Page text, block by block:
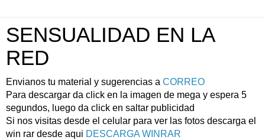
SENSUALIDAD EN LA
RED
Envianos tu material y sugerencias a CORREO
Para descargar da click en la imagen de mega y espera 5
segundos, luego da click en saltar publicidad
Si nos visitas desde el celular para ver las fotos descarga el
win rar desde aqui DESCARGA WINRAR